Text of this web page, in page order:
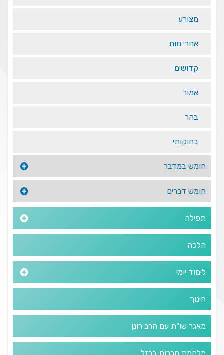
מצורע
אחרי מות
קדושים
אמור
בהר
בחוקותי
חומש במדבר
חומש דברים
תפילה
הלכה
לימוד יומי
חינוך
מאגר שו"ת עם הרב רונן